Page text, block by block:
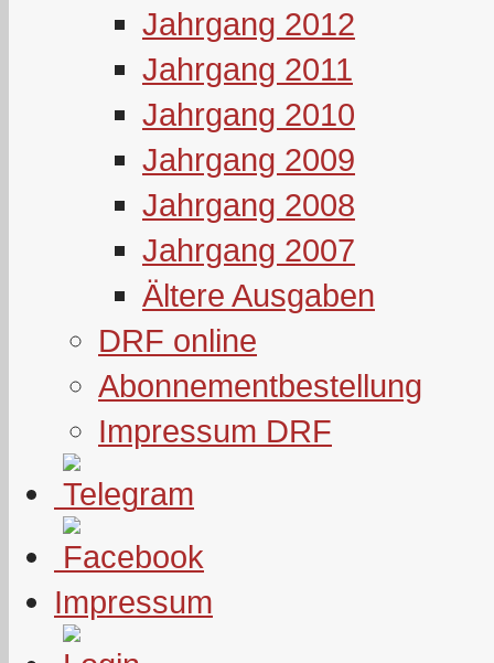
Jahrgang 2012
Jahrgang 2011
Jahrgang 2010
Jahrgang 2009
Jahrgang 2008
Jahrgang 2007
Ältere Ausgaben
DRF online
Abonnementbestellung
Impressum DRF
Impressum